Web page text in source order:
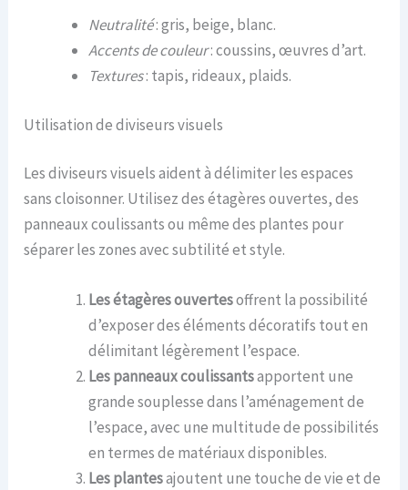
Neutralité: gris, beige, blanc.
Accents de couleur: coussins, œuvres d’art.
Textures: tapis, rideaux, plaids.
Utilisation de diviseurs visuels
Les diviseurs visuels aident à délimiter les espaces
sans cloisonner. Utilisez des étagères ouvertes, des
panneaux coulissants ou même des plantes pour
séparer les zones avec subtilité et style.
Les étagères ouvertesoffrent la possibilité
d’exposer des éléments décoratifs tout en
délimitant légèrement l’espace.
Les panneaux coulissantsapportent une
grande souplesse dans l’aménagement de
l’espace, avec une multitude de possibilités
en termes de matériaux disponibles.
Les plantesajoutent une touche de vie et de